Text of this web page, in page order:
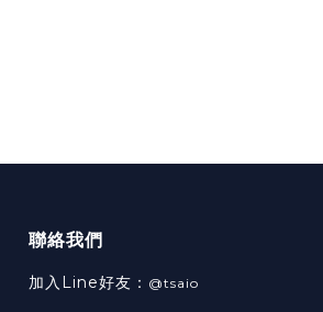
聯絡我們
加入Line好友： @tsaio